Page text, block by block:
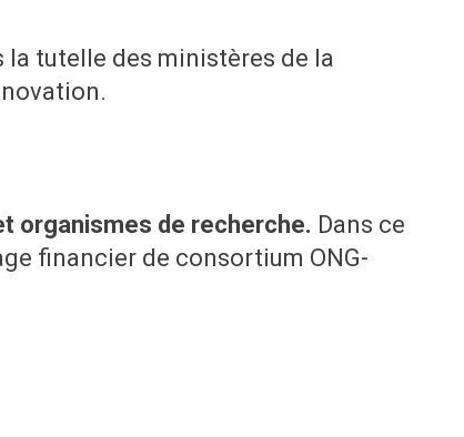
la tutelle des ministères de la
organismes de recherche. Dans ce
financier de consortium ONG-